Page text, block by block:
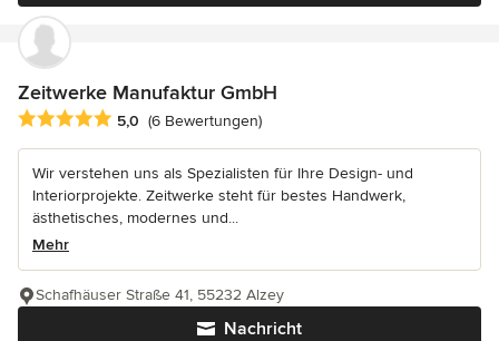
Zeitwerke Manufaktur GmbH
Durchschnittliche Bewertung: 5 von 5 Sternen
5,0 (6 Bewertungen)
Wir verstehen uns als Spezialisten für Ihre Design- und
Interiorprojekte. Zeitwerke steht für bestes Handwerk,
ästhetisches, modernes und...
Mehr
Nachricht
Schafhäuser Straße 41, 55232 Alzey